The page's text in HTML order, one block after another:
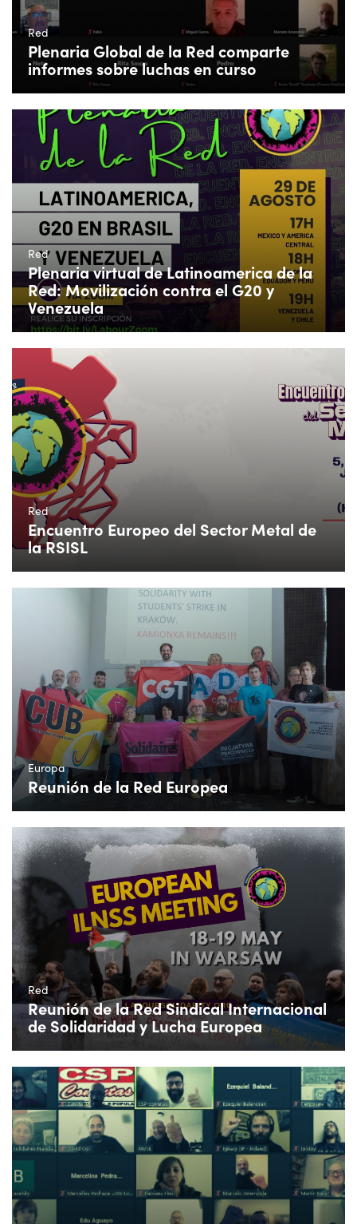
Red
Plenaria Global de la Red comparte
informes sobre luchas en curso
Red
Plenaria virtual de Latinoamerica de la
Red: Movilización contra el G20 y
Venezuela
Red
Encuentro Europeo del Sector Metal de
la RSISL
Europa
Reunión de la Red Europea
Red
Reunión de la Red Sindical Internacional
de Solidaridad y Lucha Europea